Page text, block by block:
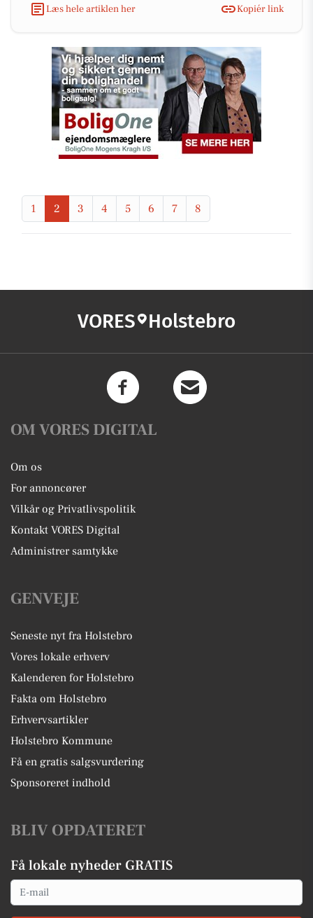
Læs hele artiklen her
Kopiér link
1 2 3 4 5 6 7 8
VORES Holstebro
OM VORES DIGITAL
Om os
For annoncører
Vilkår og Privatlivspolitik
Kontakt VORES Digital
Administrer samtykke
GENVEJE
Seneste nyt fra Holstebro
Vores lokale erhverv
Kalenderen for Holstebro
Fakta om Holstebro
Erhvervsartikler
Holstebro Kommune
Få en gratis salgsvurdering
Sponsoreret indhold
BLIV OPDATERET
Få lokale nyheder GRATIS
Email